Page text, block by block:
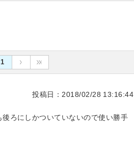
1
投稿日：2018/02/28 13:16:44
ろにしかついていないので使い勝手